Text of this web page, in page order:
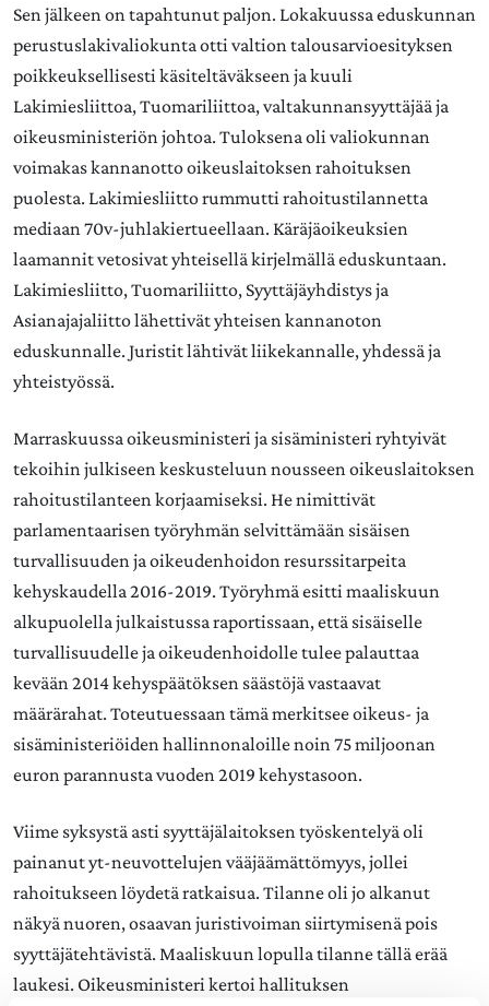
Sen jälkeen on tapahtunut paljon. Lokakuussa eduskunnan
perustuslakivaliokunta otti valtion talousarvioesityksen
poikkeuksellisesti käsiteltäväkseen ja kuuli
Lakimiesliittoa, Tuomariliittoa, valtakunnansyyttäjää ja
oikeusministeriön johtoa. Tuloksena oli valiokunnan
voimakas kannanotto oikeuslaitoksen rahoituksen
puolesta. Lakimiesliitto rummutti rahoitustilannetta
mediaan 70v-juhlakiertueellaan. Käräjäoikeuksien
laamannit vetosivat yhteisellä kirjelmällä eduskuntaan.
Lakimiesliitto, Tuomariliitto, Syyttäjäyhdistys ja
Asianajajaliitto lähettivät yhteisen kannanoton
eduskunnalle. Juristit lähtivät liikekannalle, yhdessä ja
yhteistyössä.
Marraskuussa oikeusministeri ja sisäministeri ryhtyivät
tekoihin julkiseen keskusteluun nousseen oikeuslaitoksen
rahoitustilanteen korjaamiseksi. He nimittivät
parlamentaarisen työryhmän selvittämään sisäisen
turvallisuuden ja oikeudenhoidon resurssitarpeita
kehyskaudella 2016-2019. Työryhmä esitti maaliskuun
alkupuolella julkaistussa raportissaan, että sisäiselle
turvallisuudelle ja oikeudenhoidolle tulee palauttaa
kevään 2014 kehyspäätöksen säästöjä vastaavat
määrärahat. Toteutuessaan tämä merkitsee oikeus- ja
sisäministeriöiden hallinnonaloille noin 75 miljoonan
euron parannusta vuoden 2019 kehystasoon.
Viime syksystä asti syyttäjälaitoksen työskentelyä oli
painanut yt-neuvottelujen vääjäämättömyys, jollei
rahoitukseen löydetä ratkaisua. Tilanne oli jo alkanut
näkyä nuoren, osaavan juristivoiman siirtymisenä pois
syyttäjätehtävistä. Maaliskuun lopulla tilanne tällä erää
laukesi. Oikeusministeri kertoi hallituksen